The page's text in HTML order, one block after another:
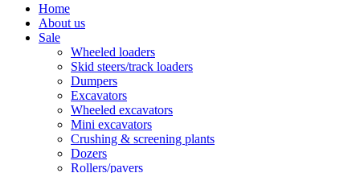
Home
About us
Sale
Wheeled loaders
Skid steers/track loaders
Dumpers
Excavators
Wheeled excavators
Mini excavators
Crushing & screening plants
Dozers
Rollers/pavers